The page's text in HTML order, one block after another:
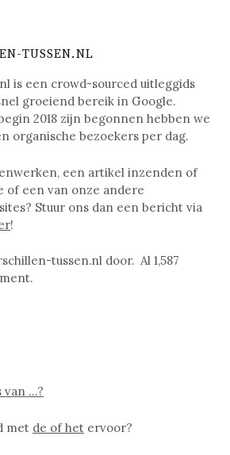
TUSSEN.NL
is een crowd-sourced uitleggids
groeiend bereik in Google.
2018 zijn begonnen hebben we
organische bezoekers per dag.
een artikel inzenden of
of een van onze andere
Stuur ons dan een bericht via
!
tussen.nl door. Al 1,587
van …?
met de of het ervoor?